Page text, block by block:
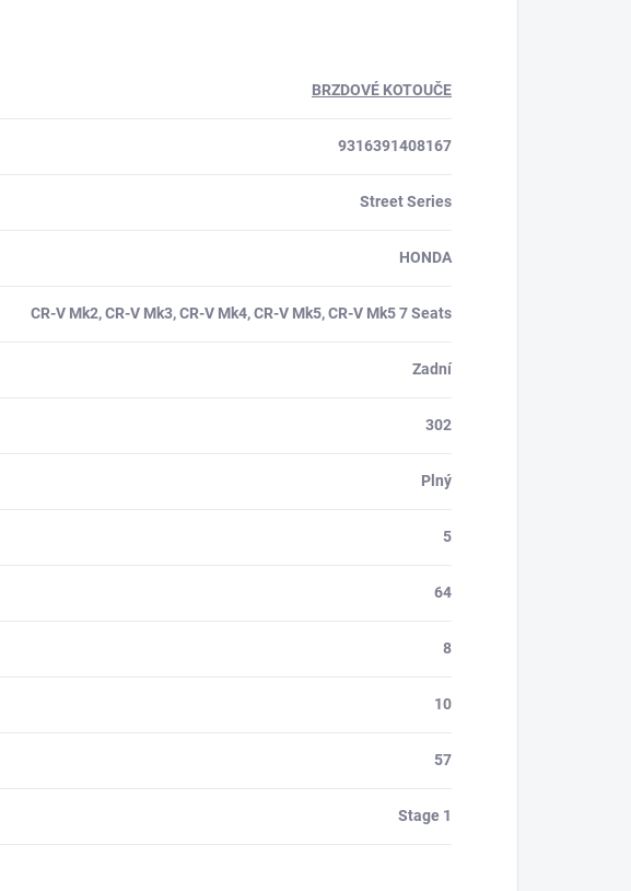
BRZDOVÉ KOTOUČE
9316391408167
Street Series
HONDA
CR-V Mk2, CR-V Mk3, CR-V Mk4, CR-V Mk5, CR-V Mk5 7 Seats
Zadní
302
Plný
5
64
8
10
57
Stage 1